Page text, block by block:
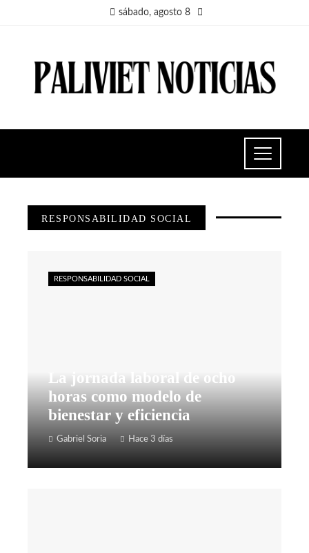
sábado, agosto 8
RESPONSABILIDAD SOCIAL
La jornada laboral de ocho
horas como modelo de
bienestar y eficiencia
Gabriel Soria Hace 3 días
RESPONSABILIDAD SOCIAL